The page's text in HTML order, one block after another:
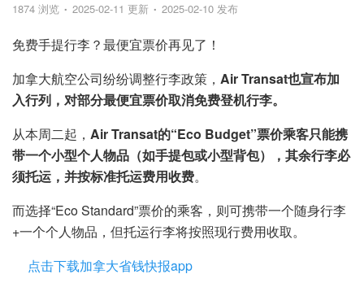
1874 浏览 2025-02-11 更新 2025-02-10 发布
免费手提行李？最便宜票价再见了！
加拿大航空公司纷纷调整行李政策， Air Transat也宣布加
入行列，对部分最便宜票价取消免费登机行李。
从本周二起， Air Transat的“Eco Budget”票价乘客只能携
带一个小型个人物品（如手提包或小型背包），其余行李必
须托运，并按标准托运费用收费。
而选择“Eco Standard”票价的乘客，则可携带一个随身行李
+一个个人物品，但托运行李将按照现行费用收取。
点击下载加拿大省钱快报app